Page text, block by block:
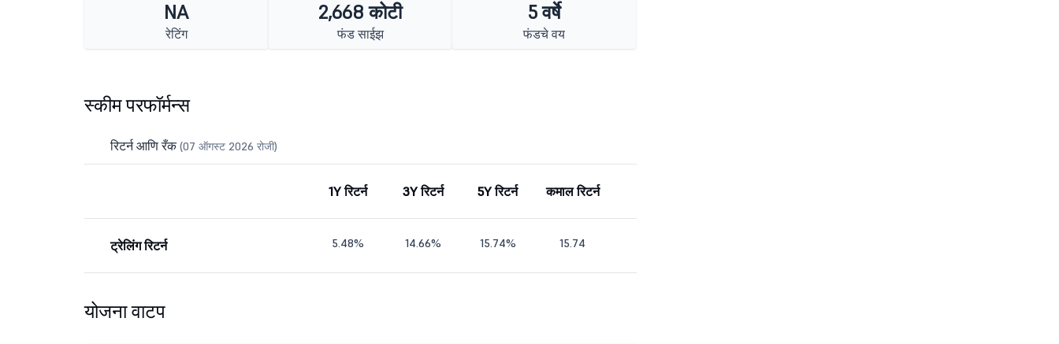
NA
रेटिंग
2,668 कोटी
फंड साईझ
5 वर्षे
फंडचे वय
स्कीम परफॉर्मन्स
रिटर्न आणि रँक(07 ऑगस्ट 2026 रोजी)
1Y रिटर्न 3Y रिटर्न 5Y रिटर्न कमाल रिटर्न
ट्रेलिंग रिटर्न 5.48% 14.66% 15.74% 15.74
योजना वाटप